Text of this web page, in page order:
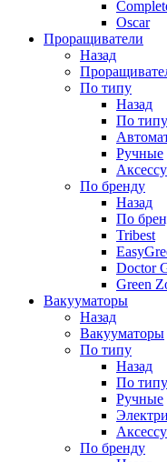
Oscar
Проращиватели
Назад
По типу
Назад
По типу
Ручные
По бренду
Назад
По
Tribest
Doctor
Green
Вакууматоры
Назад
Вакууматоры
По типу
Назад
По типу
Ручные
По бренду